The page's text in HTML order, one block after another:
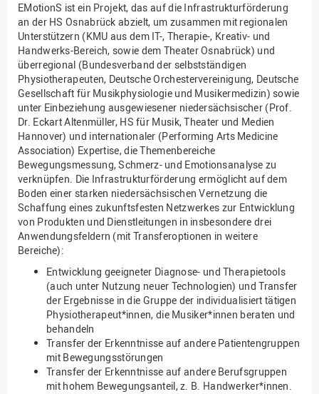
EMotionS ist ein Projekt, das auf die Infrastrukturförderung
an der HS Osnabrück abzielt, um zusammen mit regionalen
Unterstützern (KMU aus dem IT-, Therapie-, Kreativ- und
Handwerks-Bereich, sowie dem Theater Osnabrück) und
überregional (Bundesverband der selbstständigen
Physiotherapeuten, Deutsche Orchestervereinigung, Deutsche
Gesellschaft für Musikphysiologie und Musikermedizin) sowie
unter Einbeziehung ausgewiesener niedersächsischer (Prof.
Dr. Eckart Altenmüller, HS für Musik, Theater und Medien
Hannover) und internationaler (Performing Arts Medicine
Association) Expertise, die Themenbereiche
Bewegungsmessung, Schmerz- und Emotionsanalyse zu
verknüpfen. Die Infrastrukturförderung ermöglicht auf dem
Boden einer starken niedersächsischen Vernetzung die
Schaffung eines zukunftsfesten Netzwerkes zur Entwicklung
von Produkten und Dienstleitungen in insbesondere drei
Anwendungsfeldern (mit Transferoptionen in weitere
Bereiche):
Entwicklung geeigneter Diagnose- und Therapietools
(auch unter Nutzung neuer Technologien) und Transfer
der Ergebnisse in die Gruppe der individualisiert tätigen
Physiotherapeut*innen, die Musiker*innen beraten und
behandeln
Transfer der Erkenntnisse auf andere Patientengruppen
mit Bewegungsstörungen
Transfer der Erkenntnisse auf andere Berufsgruppen
mit hohem Bewegungsanteil, z. B. Handwerker*innen.